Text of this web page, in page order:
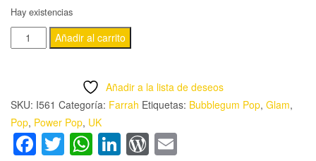
Hay existencias
FARRAH
-
CD
cantidad
Añadir al carrito
Añadir a la lista de deseos
SKU: I561 Categoría: Farrah Etiquetas: Bubblegum Pop, Glam,
Pop, Power Pop, UK
Facebook
Twitter
WhatsApp
LinkedIn
WordPress